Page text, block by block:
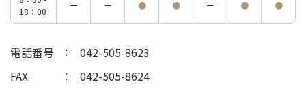
18：00
ー ー ● ● ー ● ●
電話番号
042-505-8623
FAX
042-505-8624